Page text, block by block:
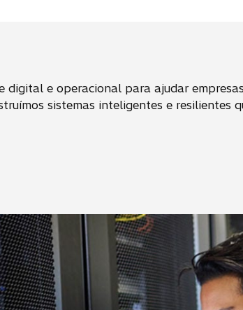
digital e operacional para ajudar
sistemas inteligentes e resilientes